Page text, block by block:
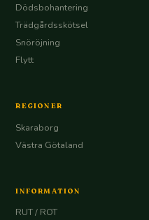
Dödsbohantering
Trädgårdsskötsel
Snöröjning
Flytt
REGIONER
Skaraborg
Västra Götaland
INFORMATION
RUT / ROT